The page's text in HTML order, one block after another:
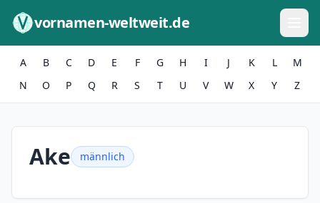
vornamen-weltweit.de
A B C D E F G H I J K L
M
N
O P Q R S T U V W X Y Z
Ake männlich